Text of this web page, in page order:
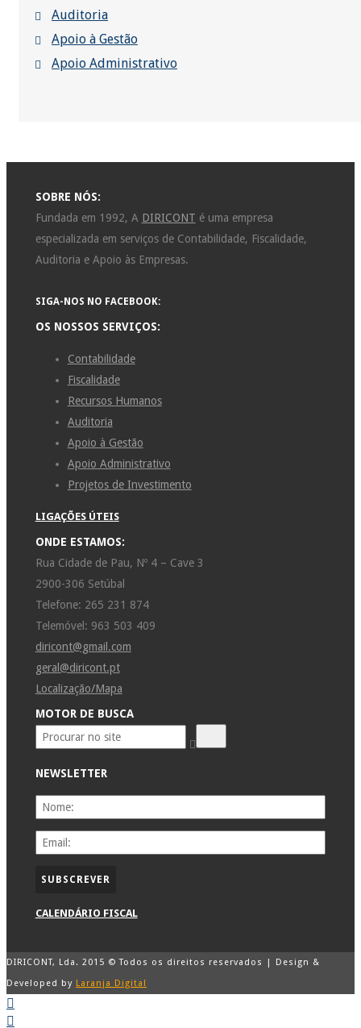
Auditoria
Apoio à Gestão
Apoio Administrativo
SOBRE NÓS:
Fundada em 1992, A DIRICONT é uma empresa
especializada em serviços de Contabilidade, Fiscalidade,
Auditoria e Apoio às Empresas.
SIGA-NOS NO FACEBOOK:
OS NOSSOS SERVIÇOS:
Contabilidade
Fiscalidade
Recursos Humanos
Auditoria
Apoio à Gestão
Apoio Administrativo
Projetos de Investimento
LIGAÇÕES ÚTEIS
ONDE ESTAMOS:
Rua Cidade de Pau, Nº 4 – Cave 3
2900-306 Setúbal
Telefone: 265 231 874
Telemóvel: 963 503 409
diricont@gmail.com
geral@diricont.pt
Localização/Mapa
MOTOR DE BUSCA
NEWSLETTER
CALENDÁRIO FISCAL
DIRICONT, Lda. 2015 © Todos os direitos reservados | Design &
Developed by Laranja Digital